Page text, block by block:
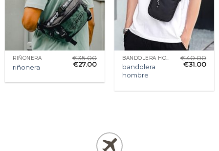
RIÑONERA
riñonera
€35.00
€27.00
BANDOLERA HOMBRE
bandolera
hombre
€40.00
€31.00